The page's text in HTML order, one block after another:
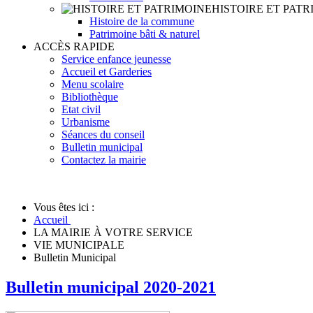
HISTOIRE ET
Histoire de la commune
Patrimoine bâti & naturel
ACCÈS RAPIDE
Service enfance jeunesse
Accueil et Garderies
Menu scolaire
Bibliothèque
Etat civil
Urbanisme
Séances du conseil
Bulletin municipal
Contactez la mairie
Vous êtes ici :
Accueil
LA MAIRIE À VOTRE SERVICE
VIE MUNICIPALE
Bulletin Municipal
Bulletin municipal 2020-2021